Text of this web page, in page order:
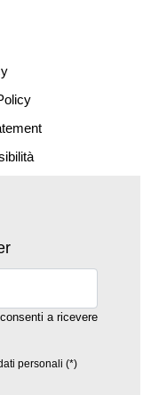
a ricevere
personali (*)